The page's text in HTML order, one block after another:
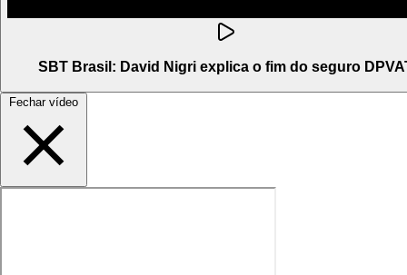
SBT Brasil: David Nigri explica o fim do seguro
Fechar vídeo